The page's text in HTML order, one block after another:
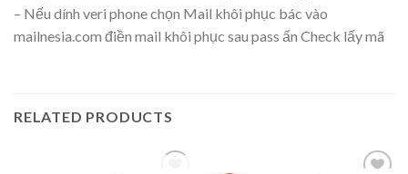
– Nếu dính veri phone chọn Mail khôi phục bác vào
mailnesia.com điền mail khôi phục sau pass ấn Check lấy mã
RELATED PRODUCTS